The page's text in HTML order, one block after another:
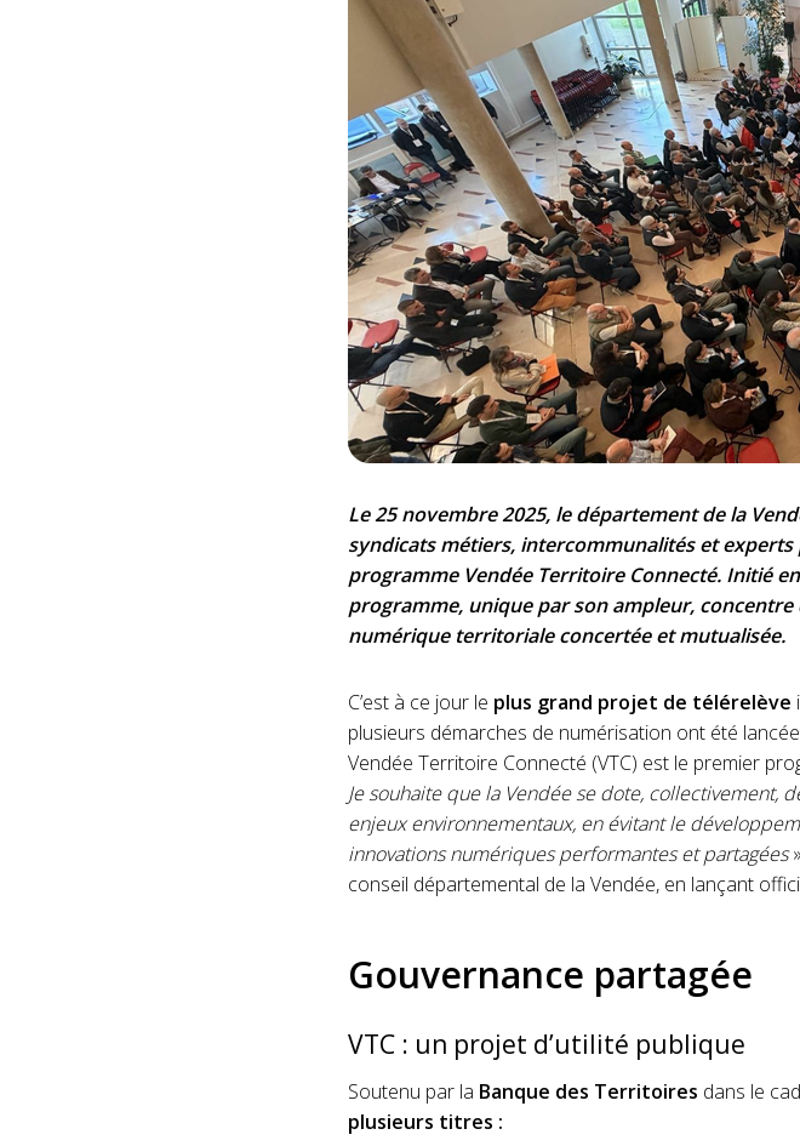
Le 25 novembre 2025, le département de la
syndicats métiers, intercommunalités et
programme Vendée Territoire Connecté. Initié
programme, unique par son ampleur, concentre
numérique territoriale concertée et mutualisée.
C’est à ce jour le plus grand projet de télérelève
plusieurs démarches de numérisation ont été
Vendée Territoire Connecté (VTC) est le premier
Je souhaite que la Vendée se dote,
enjeux environnementaux, en évitant le
innovations numériques performantes et partagées
conseil départemental de la Vendée, en lançant
Gouvernance partagée
VTC : un projet d’utilité publique
Soutenu par la Banque des Territoires dans le
plusieurs titres :